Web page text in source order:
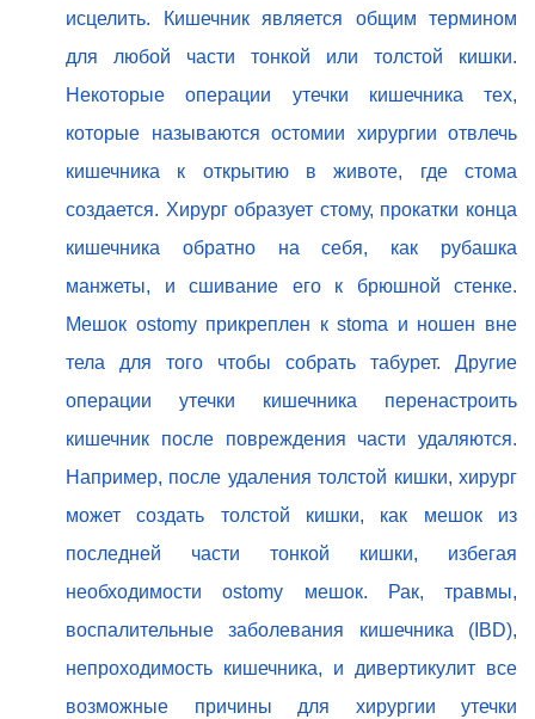
исцелить. Кишечник является общим термином
для любой части тонкой или толстой кишки.
Некоторые операции утечки кишечника тех,
которые называются остомии хирургии отвлечь
кишечника к открытию в животе, где стома
создается. Хирург образует стому, прокатки конца
кишечника обратно на себя, как рубашка
манжеты, и сшивание его к брюшной стенке.
Мешок ostomy прикреплен к stoma и ношен вне
тела для того чтобы собрать табурет. Другие
операции утечки кишечника перенастроить
кишечник после повреждения части удаляются.
Например, после удаления толстой кишки, хирург
может создать толстой кишки, как мешок из
последней части тонкой кишки, избегая
необходимости ostomy мешок. Рак, травмы,
воспалительные заболевания кишечника (IBD),
непроходимость кишечника, и дивертикулит все
возможные причины для хирургии утечки